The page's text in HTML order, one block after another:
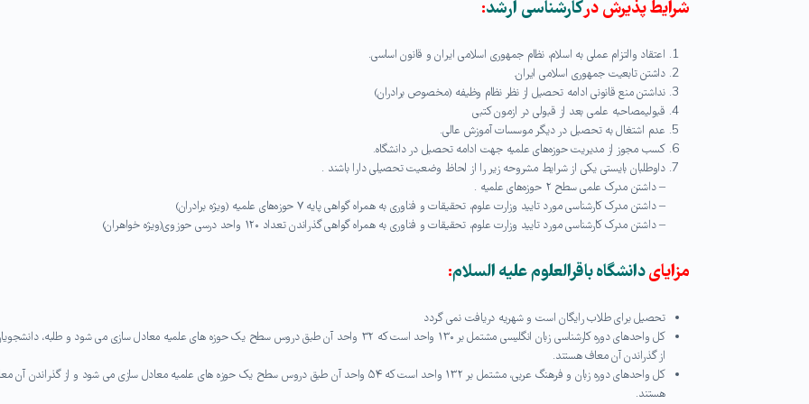
شرایط پذیرش درکارشناسی ارشد:
اعتقاد والتزام عملی به اسلام، نظام جمهوری اسلامی ایران و قانون اساسی.
داشتن تابعیت جمهوری اسلامی ایران.
نداشتن منع قانونی ادامه تحصیل از نظر نظام وظیفه (مخصوص برادران)
قبولیمصاحبه علمی بعد از قبولی در ازمون کتبی
عدم اشتغال به تحصیل در دیگر موسسات آموزش عالی.
کسب مجوز از مدیریت حوزه‌های علمیه جهت ادامه تحصیل در دانشگاه.
داوطلبان بایستی یکی از شرایط مشروحه زیر را از لحاظ وضعیت تحصیلی دارا باشند .
– داشتن مدرک علمی سطح ۲ حوزه‌های علمیه .
– داشتن مدرک کارشناسی مورد تایید وزارت علوم، تحقیقات و فناوری به همراه گواهی پایه ۷ حوزه‌های علمیه (ویژه برادران)
– داشتن مدرک کارشناسی مورد تایید وزارت علوم، تحقیقات و فناوری به همراه گواهی گذراندن تعداد ۱۲۰ واحد درسی حوزوی(ویژه خواهران)
مزایایدانشگاه باقرالعلوم علیه السلام:
تحصیل برای طلاب رایگان است و شهریه دریافت نمی­ گردد
کل واحدهای دوره کارشناسی زبان انگلیسی مشتمل بر ۱۳۰ واحد است که ۳۲ واحد آن طبق دروس سطح یک حوزه های علمیه معادل سازی می شود و طلبه،
از گذراندن آن معاف هستند.
کل واحدهای دوره زبان و فرهنگ عربی، مشتمل بر ۱۳۲ واحد است که ۵۴ واحد آن طبق دروس سطح یک حوزه های علمیه معادل سازی می شود و از گذراندن آن
هستند.